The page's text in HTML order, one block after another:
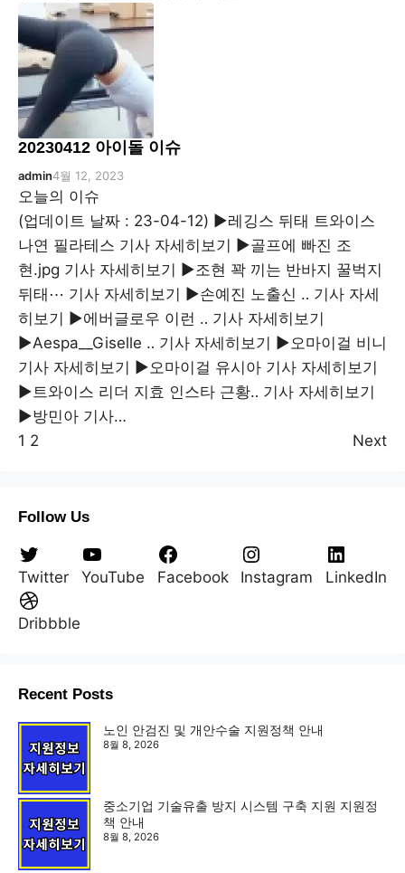
20230412 아이돌 이슈
admin4월 12, 2023
오늘의 이슈
(업데이트 날짜 : 23-04-12) ▶레깅스 뒤태 트와이스
나연 필라테스 기사 자세히보기 ▶골프에 빠진 조
현.jpg 기사 자세히보기 ▶조현 꽉 끼는 반바지 꿀벅지
뒤태⋯ 기사 자세히보기 ▶손예진 노출신 ‥ 기사 자세
히보기 ▶에버글로우 이런 ‥ 기사 자세히보기
▶Aespa__Giselle ‥ 기사 자세히보기 ▶오마이걸 비니
기사 자세히보기 ▶오마이걸 유시아 기사 자세히보기
▶트와이스 리더 지효 인스타 근황‥ 기사 자세히보기
▶방민아 기사…
1 2 Next
Follow Us
Twitter YouTube Facebook Instagram LinkedIn
Dribbble
Recent Posts
노인 안검진 및 개안수술 지원정책 안내
8월 8, 2026
중소기업 기술유출 방지 시스템 구축 지원 지원정
책 안내
8월 8, 2026